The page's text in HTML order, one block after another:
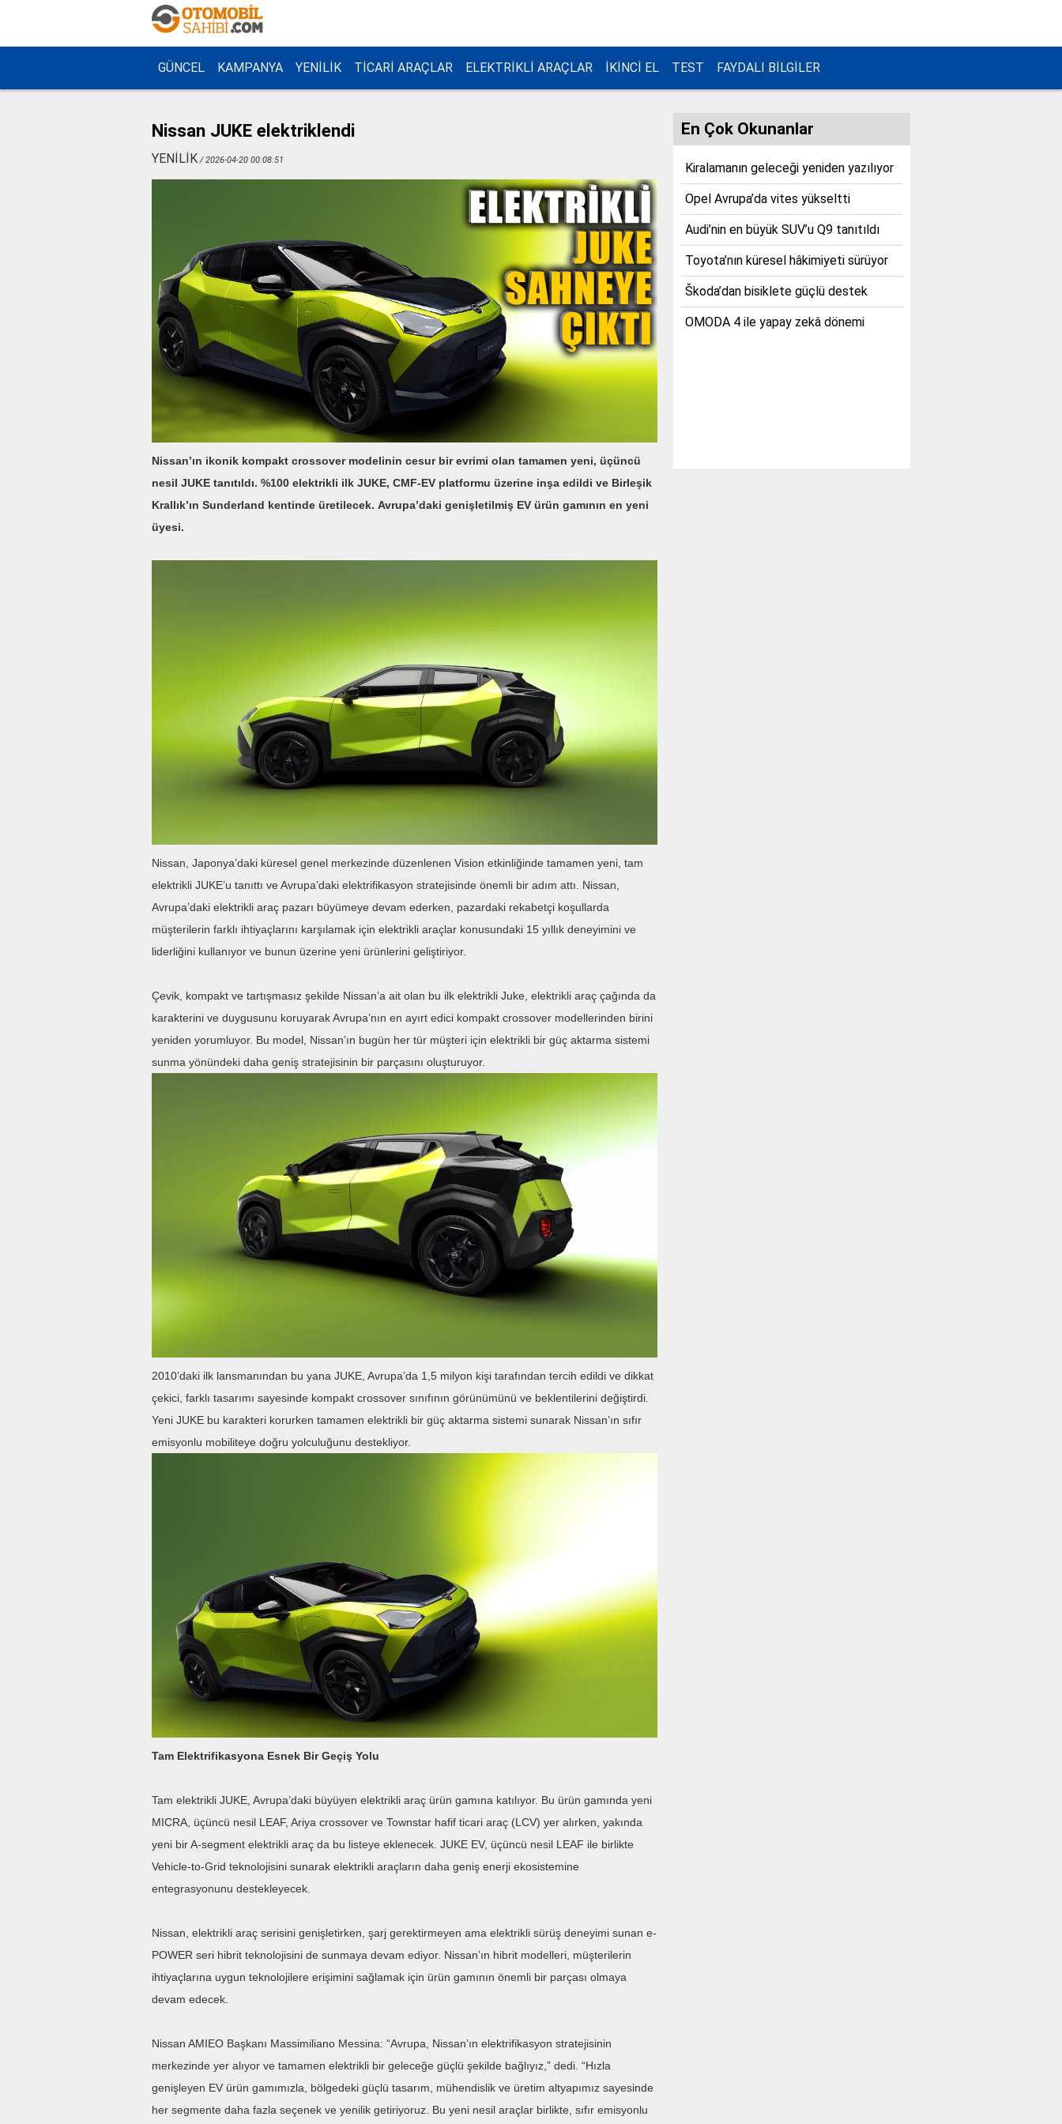
GÜNCEL KAMPANYA YENİLİK TİCARİ ARAÇLAR ELEKTRİKLİ ARAÇLAR İKİNCİ EL TEST FAYDALI BİLGİLER
Nissan JUKE elektriklendi
YENİLİK / 2026-04-20 00:08:51
Nissan’ın ikonik kompakt crossover modelinin cesur bir evrimi olan tamamen yeni, üçüncü
nesil JUKE tanıtıldı. %100 elektrikli ilk JUKE, CMF-EV platformu üzerine inşa edildi ve Birleşik
Krallık’ın Sunderland kentinde üretilecek. Avrupa’daki genişletilmiş EV ürün gamının en yeni
üyesi.
Nissan, Japonya’daki küresel genel merkezinde düzenlenen Vision etkinliğinde tamamen yeni, tam
elektrikli JUKE’u tanıttı ve Avrupa’daki elektrifikasyon stratejisinde önemli bir adım attı. Nissan,
Avrupa’daki elektrikli araç pazarı büyümeye devam ederken, pazardaki rekabetçi koşullarda
müşterilerin farklı ihtiyaçlarını karşılamak için elektrikli araçlar konusundaki 15 yıllık deneyimini ve
liderliğini kullanıyor ve bunun üzerine yeni ürünlerini geliştiriyor.
Çevik, kompakt ve tartışmasız şekilde Nissan’a ait olan bu ilk elektrikli Juke, elektrikli araç çağında da
karakterini ve duygusunu koruyarak Avrupa’nın en ayırt edici kompakt crossover modellerinden birini
yeniden yorumluyor. Bu model, Nissan’ın bugün her tür müşteri için elektrikli bir güç aktarma sistemi
sunma yönündeki daha geniş stratejisinin bir parçasını oluşturuyor.
2010’daki ilk lansmanından bu yana JUKE, Avrupa’da 1,5 milyon kişi tarafından tercih edildi ve dikkat
çekici, farklı tasarımı sayesinde kompakt crossover sınıfının görünümünü ve beklentilerini değiştirdi.
Yeni JUKE bu karakteri korurken tamamen elektrikli bir güç aktarma sistemi sunarak Nissan’ın sıfır
emisyonlu mobiliteye doğru yolculuğunu destekliyor.
Tam Elektrifikasyona Esnek Bir Geçiş Yolu
Tam elektrikli JUKE, Avrupa’daki büyüyen elektrikli araç ürün gamına katılıyor. Bu ürün gamında yeni
MICRA, üçüncü nesil LEAF, Ariya crossover ve Townstar hafif ticari araç (LCV) yer alırken, yakında
yeni bir A-segment elektrikli araç da bu listeye eklenecek. JUKE EV, üçüncü nesil LEAF ile birlikte
Vehicle-to-Grid teknolojisini sunarak elektrikli araçların daha geniş enerji ekosistemine
entegrasyonunu destekleyecek.
Nissan, elektrikli araç serisini genişletirken, şarj gerektirmeyen ama elektrikli sürüş deneyimi sunan e-
POWER seri hibrit teknolojisini de sunmaya devam ediyor. Nissan’ın hibrit modelleri, müşterilerin
ihtiyaçlarına uygun teknolojilere erişimini sağlamak için ürün gamının önemli bir parçası olmaya
devam edecek.
Nissan AMIEO Başkanı Massimiliano Messina: “Avrupa, Nissan’ın elektrifikasyon stratejisinin
merkezinde yer alıyor ve tamamen elektrikli bir geleceğe güçlü şekilde bağlıyız,” dedi. “Hızla
genişleyen EV ürün gamımızla, bölgedeki güçlü tasarım, mühendislik ve üretim altyapımız sayesinde
her segmente daha fazla seçenek ve yenilik getiriyoruz. Bu yeni nesil araçlar birlikte, sıfır emisyonlu
En Çok Okunanlar
Kiralamanın geleceği yeniden yazılıyor
Opel Avrupa’da vites yükseltti
Audi’nin en büyük SUV’u Q9 tanıtıldı
Toyota’nın küresel hâkimiyeti sürüyor
Škoda’dan bisiklete güçlü destek
OMODA 4 ile yapay zekâ dönemi